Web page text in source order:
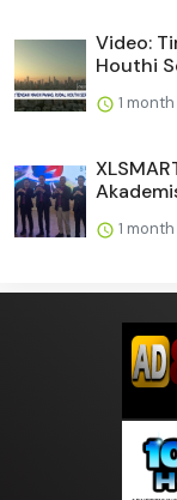
Video:
Houthi
1
1